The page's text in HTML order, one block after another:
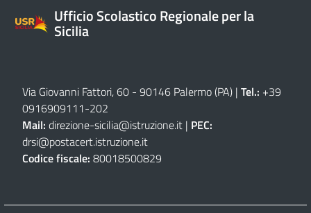
Ufficio Scolastico Regionale per la
Sicilia
Via Giovanni Fattori, 60 - 90146 Palermo (PA) | Tel.: +39
0916909111-202
Mail: direzione-sicilia@istruzione.it | PEC:
drsi@postacert.istruzione.it
Codice fiscale: 80018500829